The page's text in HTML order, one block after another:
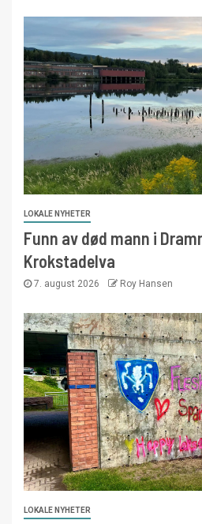
LOKALE NYHETER
Funn av død mann i
Krokstadelva
7. august 2026 Roy Hansen
LOKALE NYHETER